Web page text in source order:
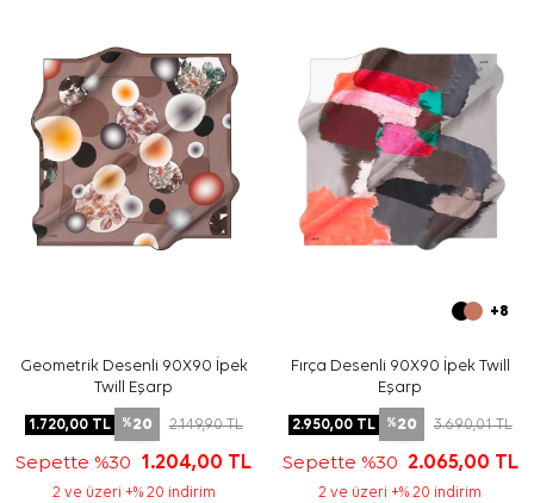
Yıkama ve bakım için ürün etiketindeki talimatları
izleyiniz. İpek ve hassas eşarp bakımında, ürün etiketine
uygun elde hassas bakım için
Aker İpek Eşarp Şampuanı
tercih edebilirsiniz.
Sıkça Sorulan Sorular
Bej İpek Kare Leopar Desenli Eşarp hangi ölçüdedir?
Bu eşarp hangi malzemeden üretilmiştir?
Leopar desenli eşarp hangi renklerle kombinlenir?
Bu ipek tivil eşarp günlük kullanıma uygun mudur?
Geometrik Desenli 90X90 İpek
Twill Eşarp
1.720,00TL %20 2.149,90TL
Sepette %30 1.204,00 TL
2 ve üzeri +% 20 indirim
+8
Fırça Desenli 90X90 İpek Twill
Eşarp
2.950,00TL %20 3.690,01TL
Sepette %30 2.065,00 TL
2 ve üzeri +% 20 indirim